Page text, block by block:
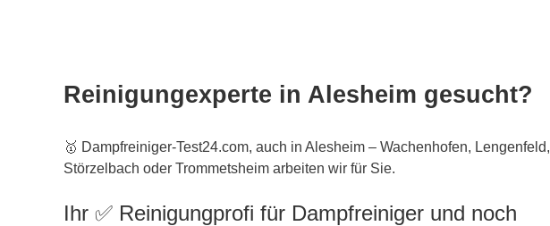
Reinigungexperte in Alesheim gesucht?
🥇 Dampfreiniger-Test24.com, auch in Alesheim – Wachenhofen, Lengenfeld,
Störzelbach oder Trommetsheim arbeiten wir für Sie.
Ihr ✅ Reinigungprofi für Dampfreiniger und noch